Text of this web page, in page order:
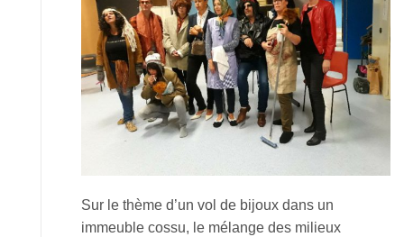
Sur le thème d’un vol de bijoux dans un
immeuble cossu, le mélange des milieux